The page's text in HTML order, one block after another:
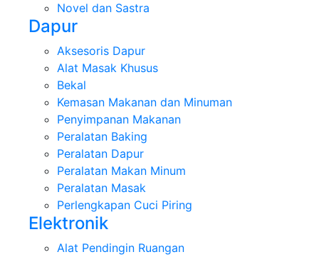
Novel dan Sastra
Dapur
Aksesoris Dapur
Alat Masak Khusus
Bekal
Kemasan Makanan dan Minuman
Penyimpanan Makanan
Peralatan Baking
Peralatan Dapur
Peralatan Makan Minum
Peralatan Masak
Perlengkapan Cuci Piring
Elektronik
Alat Pendingin Ruangan